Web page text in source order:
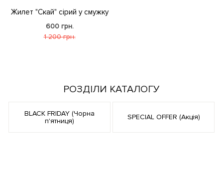
Жилет "Скай" сірий у смужку
600 грн.
1 200 грн.
РОЗДІЛИ КАТАЛОГУ
BLACK FRIDAY (Чорна
п'ятниця)
SPECIAL OFFER (Акція)